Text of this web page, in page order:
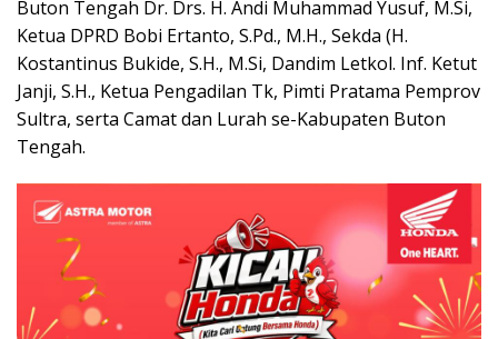
Buton Tengah Dr. Drs. H. Andi Muhammad Yusuf, M.Si,
Ketua DPRD Bobi Ertanto, S.Pd., M.H., Sekda (H.
Kostantinus Bukide, S.H., M.Si, Dandim Letkol. Inf. Ketut
Janji, S.H., Ketua Pengadilan Tk, Pimti Pratama Pemprov
Sultra, serta Camat dan Lurah se-Kabupaten Buton
Tengah.